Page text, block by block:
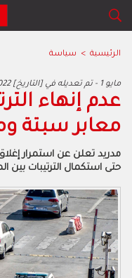
الرئيسية > سياسة
2022 مايو 1 - تم تعديله في [التاريخ]
عدم إنهاء
معابر سبتة
حتى استكمال الترتيبات بين